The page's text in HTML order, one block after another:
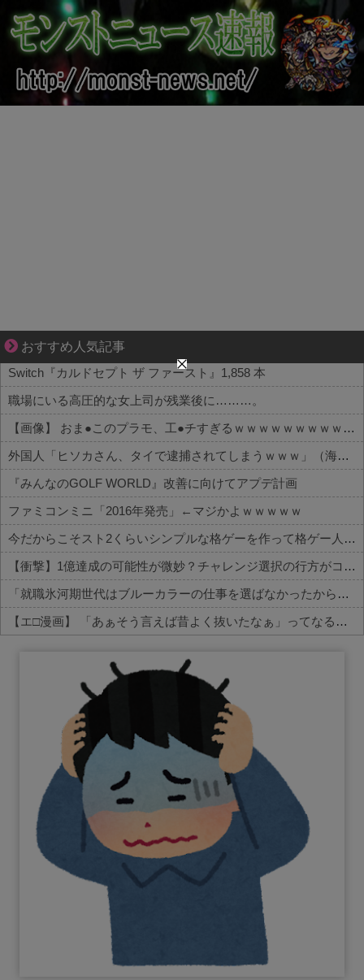
おすすめ人気記事
ブブ家のドタバタが、今日も愛おしい！
Switch『カルドセプト ザ ファースト』1,858 本
職場にいる高圧的な女上司が残業後に………。
【画像】 おま●このプラモ、工●チすぎるｗｗｗｗｗｗｗｗｗｗ
外国人「ヒソカさん、タイで逮捕されてしまうｗｗｗ」（海外の反応）
『みんなのGOLF WORLD』改善に向けてアプデ計画
ファミコンミニ「2016年発売」←マジかよｗｗｗｗｗ
今だからこそスト2くらいシンプルな格ゲーを作って格ゲー人口を増やした方がいいと思う
【衝撃】1億達成の可能性が微妙？チャレンジ選択の行方がコチラ
「就職氷河期世代はブルーカラーの仕事を選ばなかったから苦しかったんでしょ？」→「何言ってんだコイツ」の声、殺到
【エ□漫画】 「あぁそう言えば昔よく抜いたなぁ」ってなるエ□漫画家さんｗｗｗ